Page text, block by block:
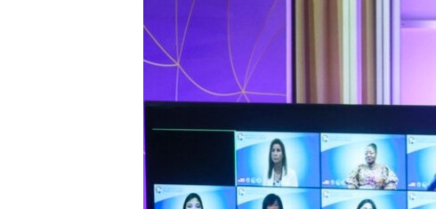
IDEALS AND INSTITUTIONS